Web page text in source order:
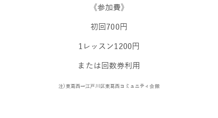
《参加費》
初回700円
1レッスン1200円
または回数券利用
注)東葛西→江戸川区東葛西コミュニティ会館